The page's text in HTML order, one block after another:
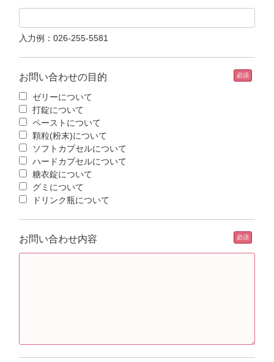
入力例：026-255-5581
お問い合わせの目的
ゼリーについて
打錠について
ペーストについて
顆粒(粉末)について
ソフトカプセルについて
ハードカプセルについて
糖衣錠について
グミについて
ドリンク瓶について
お問い合わせ内容